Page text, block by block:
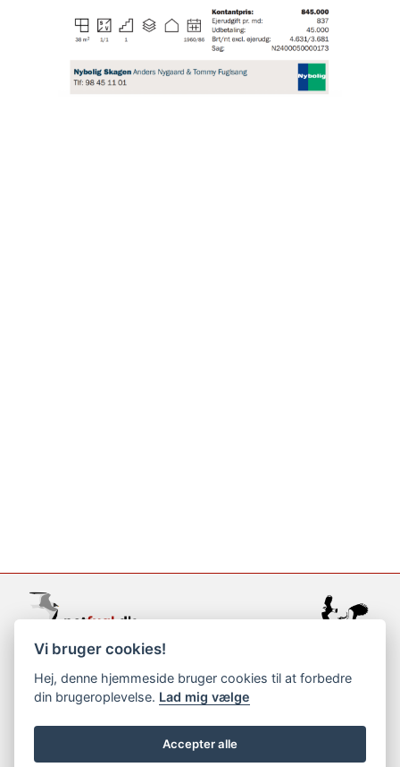
support@netfugl.dk
copyright © 2002-2023
Vi bruger cookies!
Hej, denne hjemmeside bruger cookies til at forbedre
din brugeroplevelse. Lad mig vælge
Accepter alle